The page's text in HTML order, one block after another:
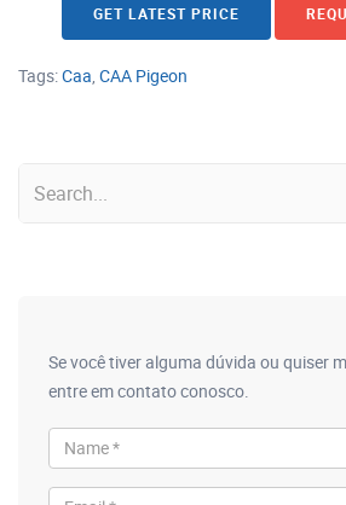
GET LATEST PRICE
Tags:Caa, CAA Pigeon
Se você tiver alguma dúvida ou quiser
entre em contato conosco.